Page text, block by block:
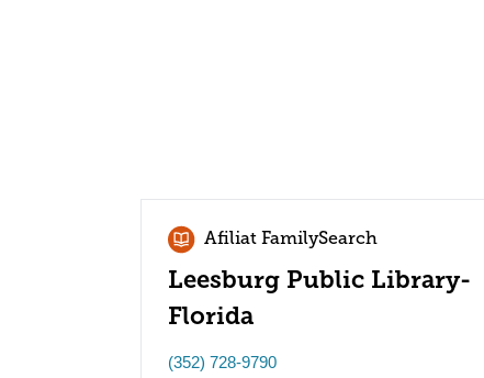
Afiliat FamilySearch
Leesburg Public Library-
Florida
(352) 728-9790